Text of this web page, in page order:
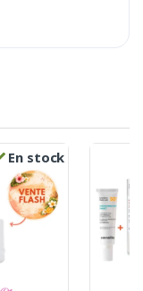
En stock